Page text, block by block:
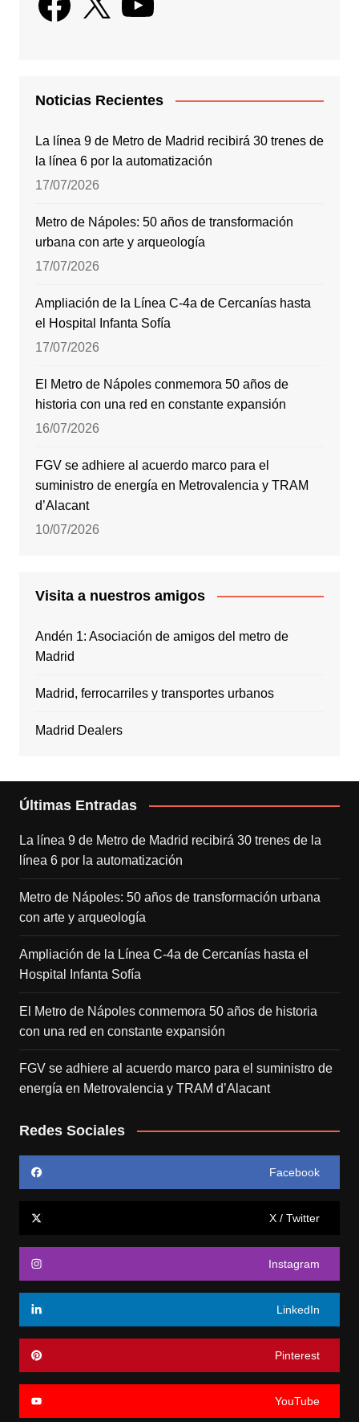
Noticias Recientes
La línea 9 de Metro de Madrid recibirá 30 trenes de
la línea 6 por la automatización
17/07/2026
Metro de Nápoles: 50 años de transformación
urbana con arte y arqueología
17/07/2026
Ampliación de la Línea C-4a de Cercanías hasta
el Hospital Infanta Sofía
17/07/2026
El Metro de Nápoles conmemora 50 años de
historia con una red en constante expansión
16/07/2026
FGV se adhiere al acuerdo marco para el
suministro de energía en Metrovalencia y TRAM
d’Alacant
10/07/2026
Visita a nuestros amigos
Andén 1: Asociación de amigos del metro de
Madrid
Madrid, ferrocarriles y transportes urbanos
Madrid Dealers
Últimas Entradas
La línea 9 de Metro de Madrid recibirá 30 trenes de la
línea 6 por la automatización
Metro de Nápoles: 50 años de transformación urbana
con arte y arqueología
Ampliación de la Línea C-4a de Cercanías hasta el
Hospital Infanta Sofía
El Metro de Nápoles conmemora 50 años de historia
con una red en constante expansión
FGV se adhiere al acuerdo marco para el suministro de
energía en Metrovalencia y TRAM d’Alacant
Redes Sociales
Facebook
X / Twitter
Instagram
LinkedIn
Pinterest
YouTube